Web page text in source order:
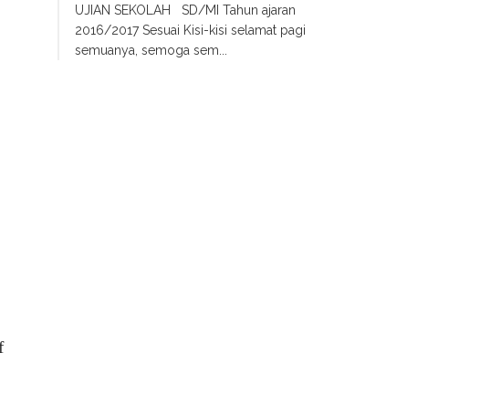
UJIAN SEKOLAH SD/MI Tahun ajaran
2016/2017 Sesuai Kisi-kisi selamat pagi
semuanya, semoga sem...